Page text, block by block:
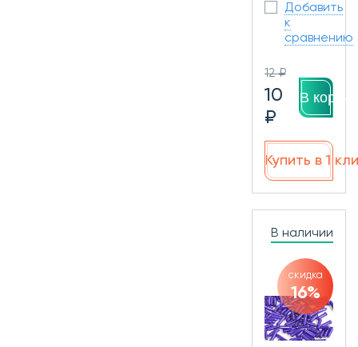
Добавить
к
сравнению
12 ₽
10
₽
В
Купить в 1
В наличии
скидка
16%